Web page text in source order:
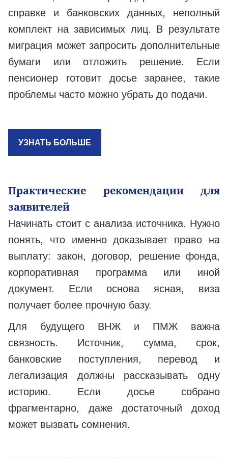
справке и банковских данных, неполный
комплект на зависимых лиц. В результате
миграция может запросить дополнительные
бумаги или отложить решение. Если
пенсионер готовит досье заранее, такие
проблемы часто можно убрать до подачи.
УЗНАТЬ БОЛЬШЕ
Практические рекомендации для
заявителей
Начинать стоит с анализа источника. Нужно
понять, что именно доказывает право на
выплату: закон, договор, решение фонда,
корпоративная программа или иной
документ. Если основа ясная, виза
получает более прочную базу.
Для будущего ВНЖ и ПМЖ важна
связность. Источник, сумма, срок,
банковские поступления, перевод и
легализация должны рассказывать одну
историю. Если досье собрано
фрагментарно, даже достаточный доход
может вызвать сомнения.